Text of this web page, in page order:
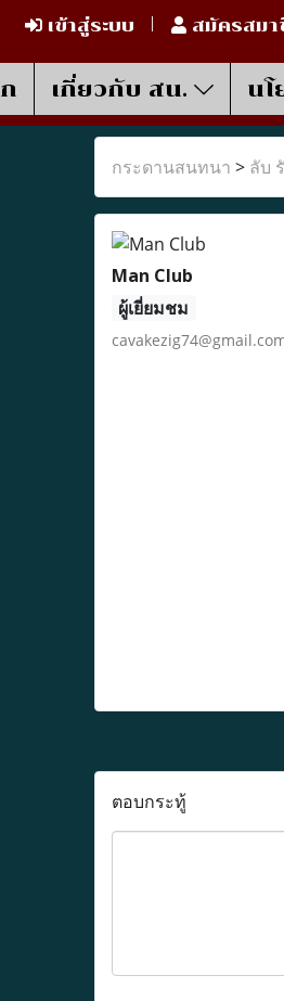
เข้าสู่ระบบ สมัครสมา
เกี่ยวกับ สน. น
กระดานสนทนา > ลับ
Man Club
ผู้เยี่ยมชม
ตอบกระทู้